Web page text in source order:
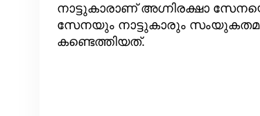
നാട്ടുകാരാണ് അഗ്നിരക്ഷാ
സേനയും നാട്ടുകാരും
കണ്ടെത്തിയത്.